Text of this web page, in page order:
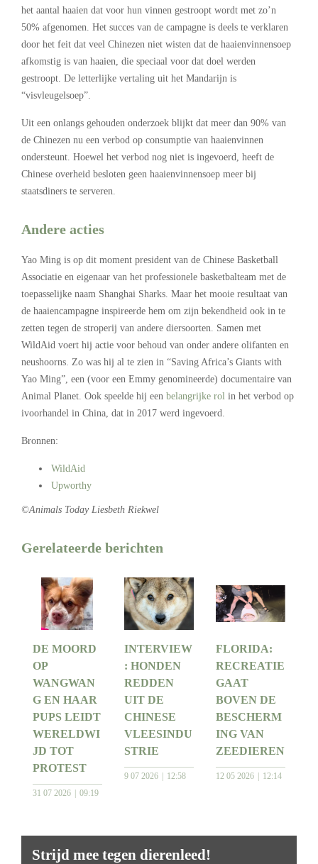
het aantal haaien dat voor hun vinnen gestroopt wordt met zo’n
50% afgenomen. Het succes van de campagne is deels te verklaren
door het feit dat veel Chinezen niet wisten dat de haaienvinnensoep
afkomstig is van haaien, die speciaal voor dat doel werden
gestroopt. De letterlijke vertaling uit het Mandarijn is
“visvleugelsoep”.
Uit een onlangs gehouden onderzoek blijkt dat meer dan 90% van
de Chinezen nu een verbod op consumptie van haaienvinnen
ondersteunt. Hoewel het verbod nog niet is ingevoerd, heeft de
Chinese overheid besloten geen haaienvinnensoep meer bij
staatsdiners te serveren.
Andere acties
Yao Ming is op dit moment president van de Chinese Basketball
Associatie en eigenaar van het professionele basketbalteam met de
toepasselijke naam Shanghai Sharks. Maar het mooie resultaat van
de haaiencampagne inspireerde hem om zijn bekendheid ook in te
zetten tegen de stroperij van andere diersoorten. Samen met
WildAid voert hij actie voor behoud van onder andere olifanten en
neushoorns. Zo was hij al te zien in “Saving Africa’s Giants with
Yao Ming”, een (voor een Emmy genomineerde) documentaire van
Animal Planet. Ook speelde hij een belangrijke rol in het verbod op
ivoorhandel in China, dat in 2017 werd ingevoerd.
Bronnen:
WildAid
Upworthy
©Animals Today Liesbeth Riekwel
Gerelateerde berichten
DE MOORD
OP
WANGWAN
G EN HAAR
PUPS LEIDT
WERELDWI
JD TOT
PROTEST
31 07 2026 09:19
INTERVIEW
: HONDEN
REDDEN
UIT DE
CHINESE
VLEESINDU
STRIE
9 07 2026 12:58
FLORIDA:
RECREATIE
GAAT
BOVEN DE
BESCHERM
ING VAN
ZEEDIEREN
12 05 2026 12:14
Strijd mee tegen dierenleed!